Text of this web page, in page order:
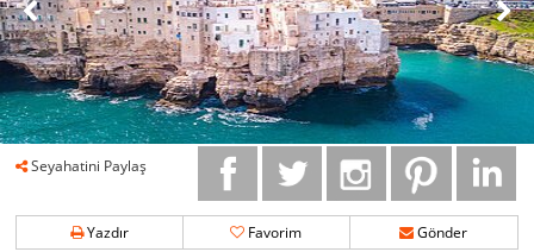
Seyahatini Paylaş
Yazdır Favorim Gönder